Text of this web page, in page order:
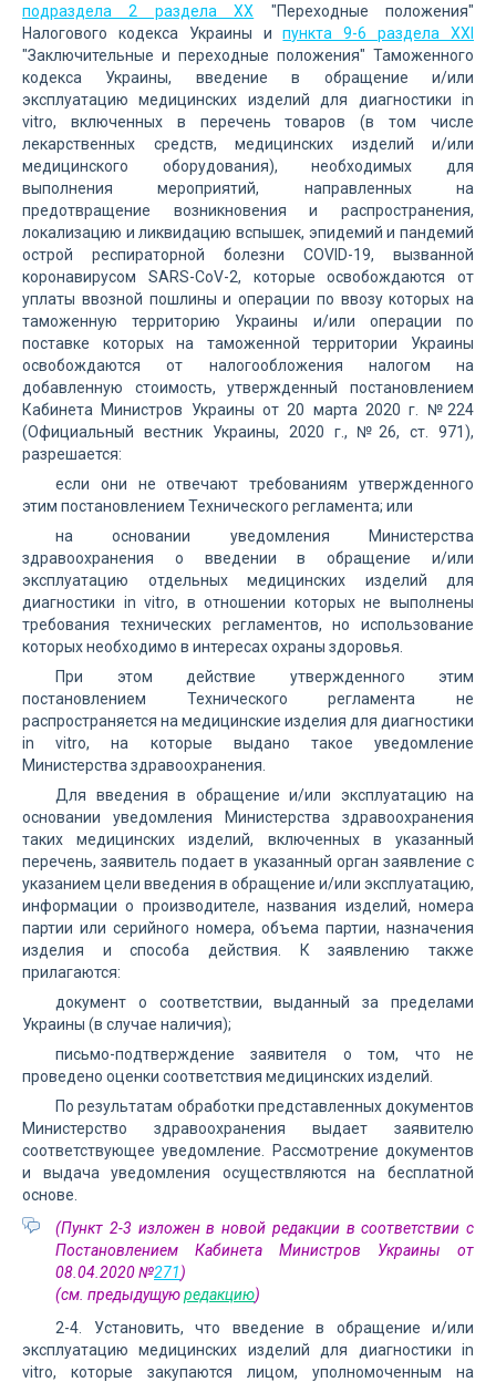
подраздела 2 раздела XX "Переходные положения"
Налогового кодекса Украины ипункта 9-6 раздела XXI
"Заключительные и переходные положения" Таможенного
кодекса Украины, введение в обращение и/или
эксплуатацию медицинских изделий для диагностики in
vitro, включенных в перечень товаров (в том числе
лекарственных средств, медицинских изделий и/или
медицинского оборудования), необходимых для
выполнения мероприятий, направленных на
предотвращение возникновения и распространения,
локализацию и ликвидацию вспышек, эпидемий и пандемий
острой респираторной болезни COVID-19, вызванной
коронавирусом SARS-CoV-2, которые освобождаются от
уплаты ввозной пошлины и операции по ввозу которых на
таможенную территорию Украины и/или операции по
поставке которых на таможенной территории Украины
освобождаются от налогообложения налогом на
добавленную стоимость, утвержденный постановлением
Кабинета Министров Украины от 20 марта 2020 г. №224
(Официальный вестник Украины, 2020 г., №26, ст. 971),
разрешается:
если они не отвечают требованиям утвержденного
этим постановлением Технического регламента; или
на основании уведомления Министерства
здравоохранения о введении в обращение и/или
эксплуатацию отдельных медицинских изделий для
диагностики in vitro, в отношении которых не выполнены
требования технических регламентов, но использование
которых необходимо в интересах охраны здоровья.
При этом действие утвержденного этим
постановлением Технического регламента не
распространяется на медицинские изделия для диагностики
in vitro, на которые выдано такое уведомление
Министерства здравоохранения.
Для введения в обращение и/или эксплуатацию на
основании уведомления Министерства здравоохранения
таких медицинских изделий, включенных в указанный
перечень, заявитель подает в указанный орган заявление с
указанием цели введения в обращение и/или эксплуатацию,
информации о производителе, названия изделий, номера
партии или серийного номера, объема партии, назначения
изделия и способа действия. К заявлению также
прилагаются:
документ о соответствии, выданный за пределами
Украины (в случае наличия);
письмо-подтверждение заявителя о том, что не
проведено оценки соответствия медицинских изделий.
По результатам обработки представленных документов
Министерство здравоохранения выдает заявителю
соответствующее уведомление. Рассмотрение документов
и выдача уведомления осуществляются на бесплатной
основе.
(Пункт 2-3 изложен в новой редакции в соответствии с
Постановлением Кабинета Министров Украины от
08.04.2020 №271)
(см. предыдущуюредакцию)
2-4. Установить, что введение в обращение и/или
эксплуатацию медицинских изделий для диагностики in
vitro, которые закупаются лицом, уполномоченным на